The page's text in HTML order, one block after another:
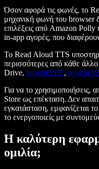
Όσον αφορά τις φωνές, το
μηχανική φωνή του browser
επιλέξεις από Amazon
in-app αγορές, που
Το Read Aloud TTS
περισσότερες από κάθε
Drive, αρχεία PDF, αρχεία
Για να το
Store ως επέκταση. Δεν
εγκατάσταση, εμφανίζεται
το ενεργοποιείς με
Η καλύτερη
ομιλία;